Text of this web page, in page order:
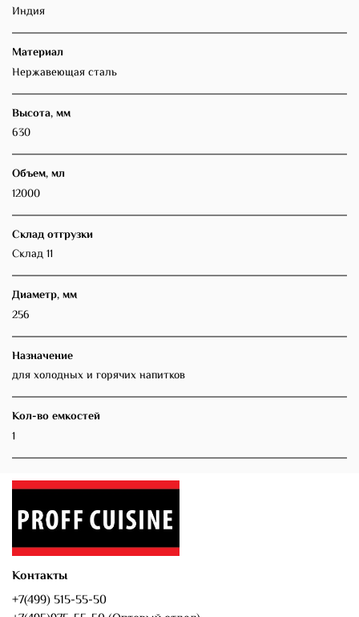
Индия
Материал
Нержавеющая сталь
Высота, мм
630
Объем, мл
12000
Склад отгрузки
Склад 11
Диаметр, мм
256
Назначение
для холодных и горячих напитков
Кол-во емкостей
1
Контакты
+7(499) 515-55-50